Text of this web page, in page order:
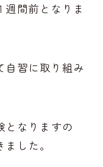
間前となりま
自習に取り組み
となりますの
した。